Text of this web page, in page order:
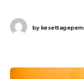
bykesettagepem